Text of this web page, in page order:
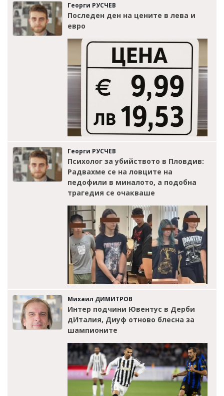
Георги РУСЧЕВ
Последен ден на цените в лева и
евро
Георги РУСЧЕВ
Психолог за убийството в Пловдив:
Радвахме се на ловците на
педофили в миналото, а подобна
трагедия се очакваше
Михаил ДИМИТРОВ
Интер подчини Ювентус в Дерби
дИталия, Диуф отново блесна за
шампионите